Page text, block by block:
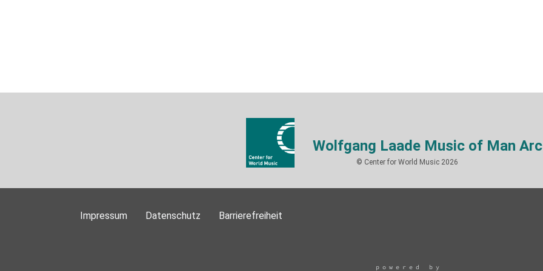
Wolfgang Laade Music of Man
© Center for World Music 2026
Impressum Datenschutz Barrierefreiheit